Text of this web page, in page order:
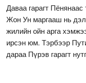
Даваа гарагт Пёнянаас
Жон Ун маргааш нь
жилийн ойн арга
ирсэн юм. Тэрбээр
дараа Пүрэв гарагт